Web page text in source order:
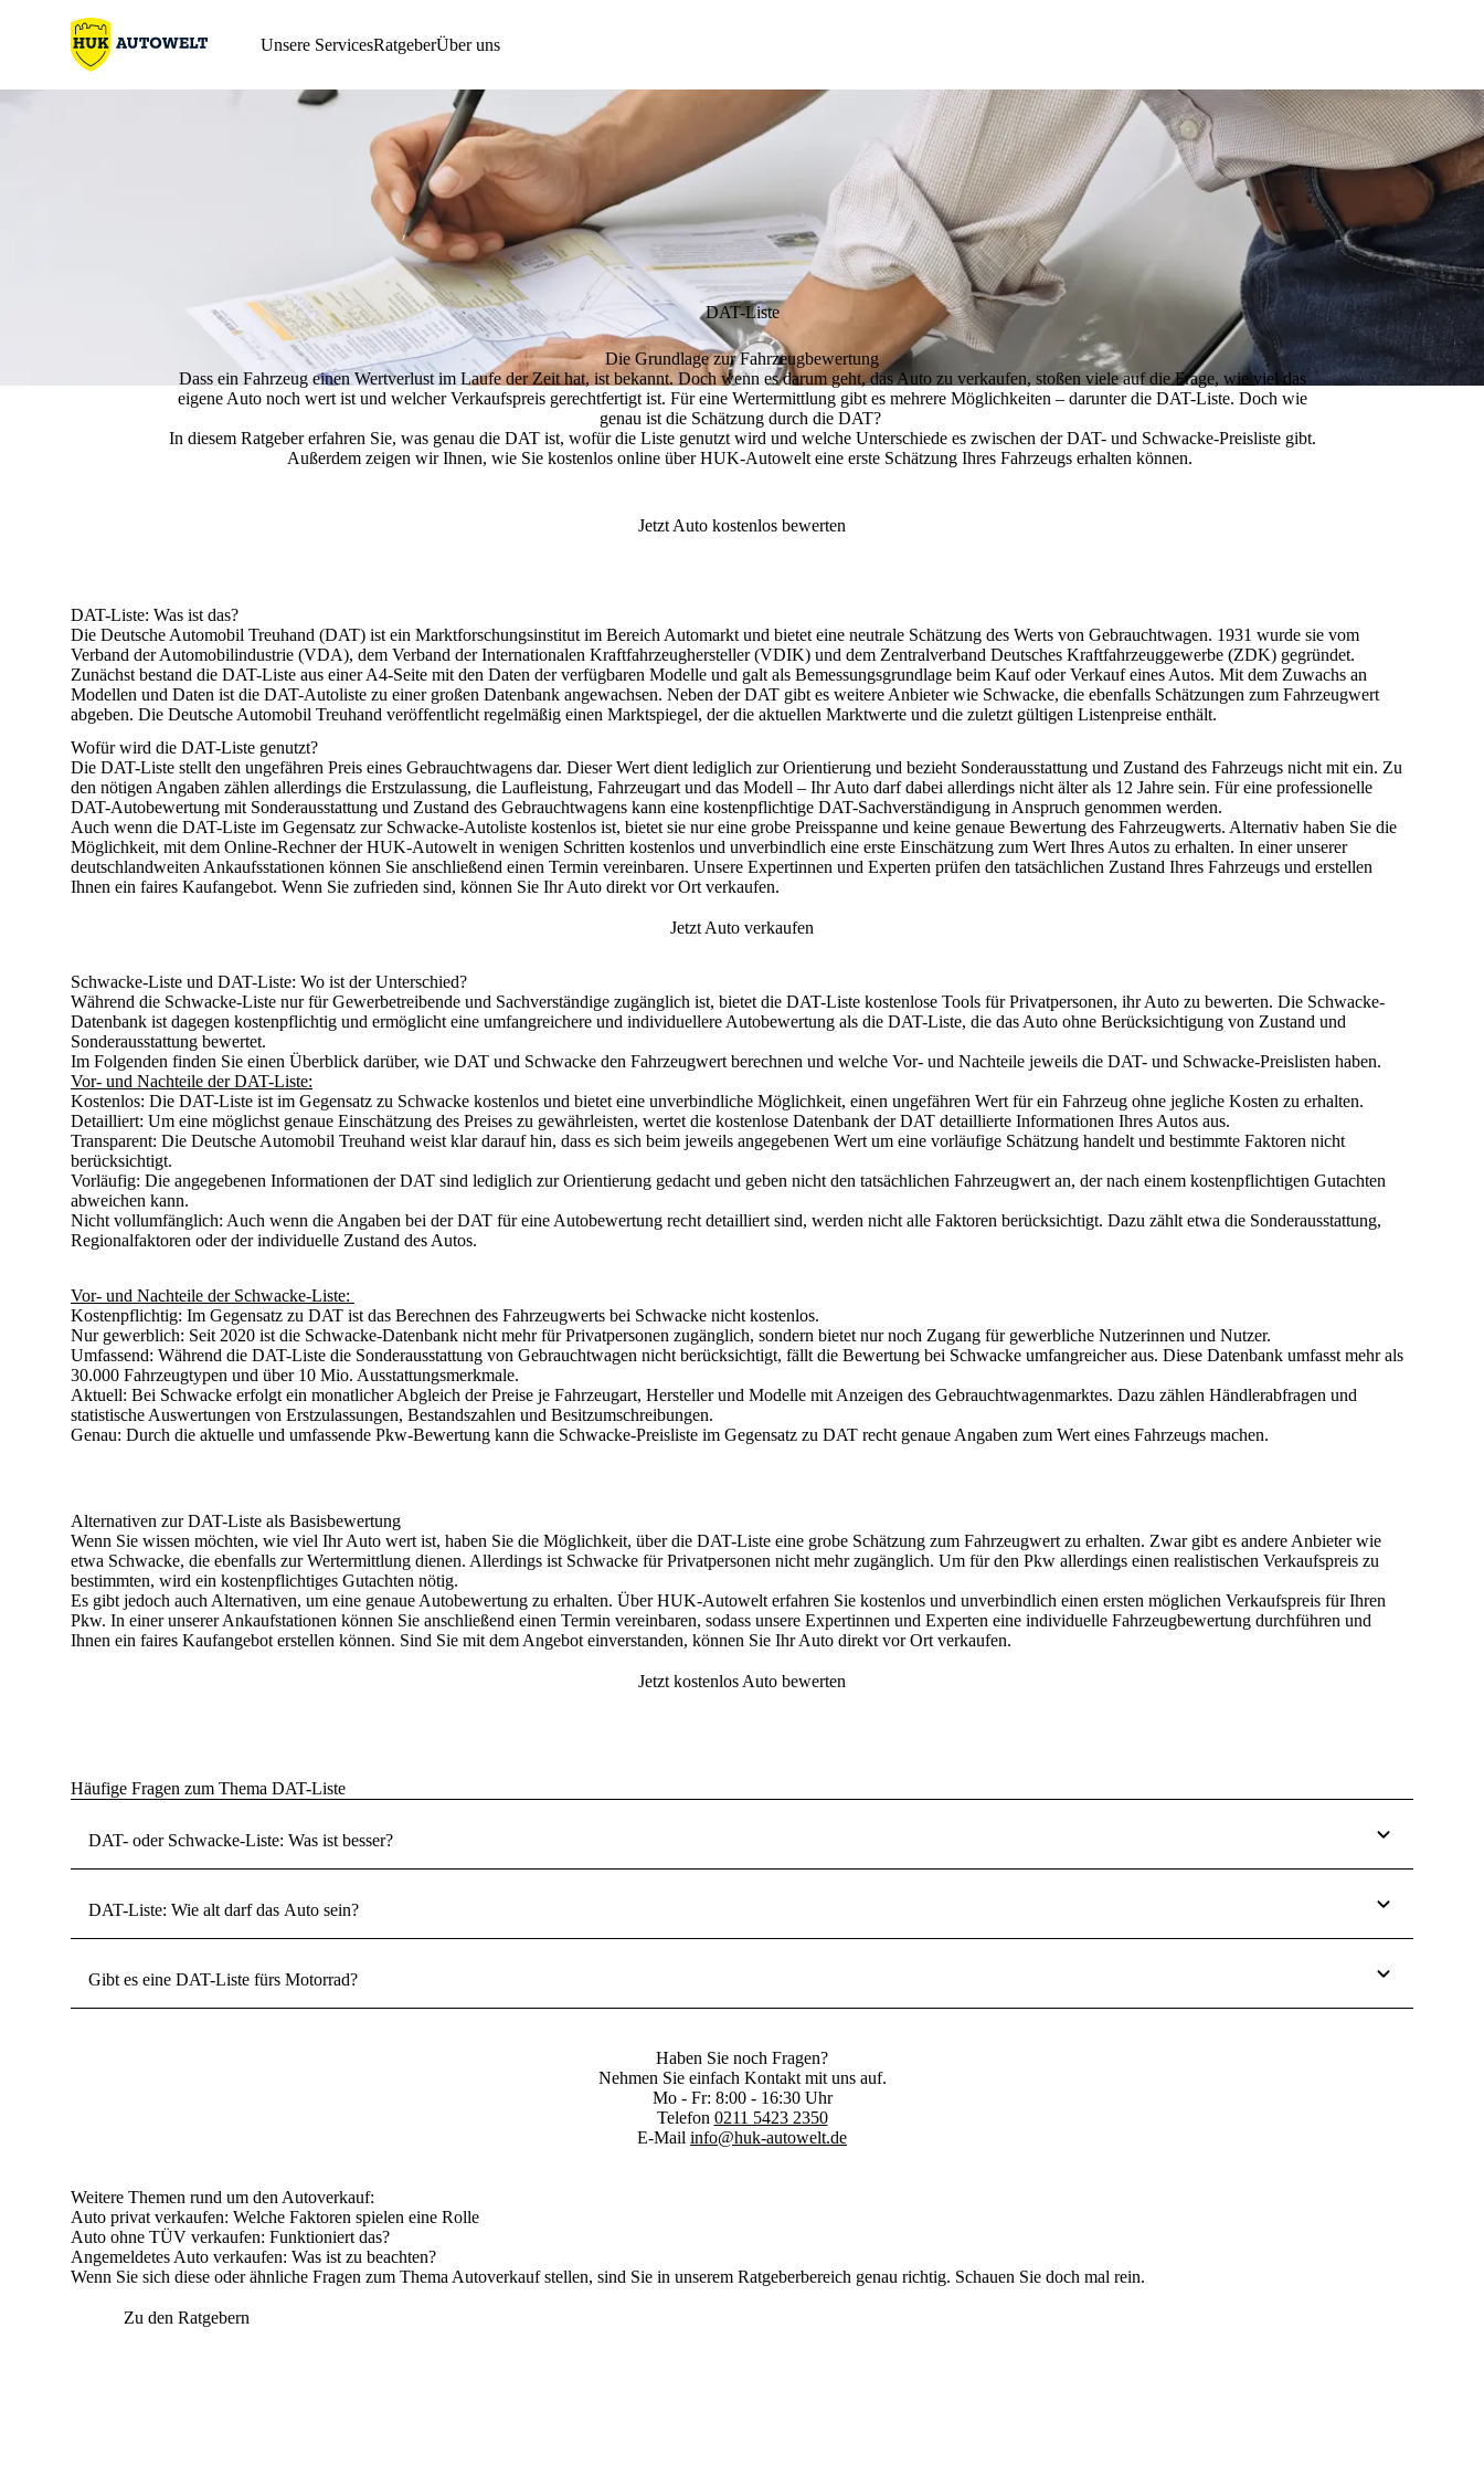
Unsere ServicesRatgeberÜber uns
DAT-Liste
Die Grundlage zur Fahrzeugbewertung
Dass ein Fahrzeug einen Wertverlustim Laufe der Zeit hat, ist bekannt. Doch wenn es darum geht, das Auto zu verkaufen, stoßen viele auf die Frage, wie viel das
eigene Auto noch wert ist und welcher Verkaufspreis gerechtfertigt ist. Für eine Wertermittlung gibt es mehrere Möglichkeiten – darunter die DAT-Liste. Doch wie
genau ist die Schätzung durch die DAT?
In diesem Ratgeber erfahren Sie, was genau die DAT ist, wofür die Liste genutzt wird und welche Unterschiede es zwischen der DAT- und Schwacke-Preisliste gibt.
Außerdem zeigen wir Ihnen, wie Sie kostenlos online über HUK-Autowelt eine erste Schätzung Ihres Fahrzeugs erhalten können.
Jetzt Auto kostenlos bewerten
DAT-Liste: Was ist das?
Die Deutsche Automobil Treuhand (DAT) ist ein Marktforschungsinstitut im Bereich Automarkt und bietet eine neutrale Schätzung des Werts von Gebrauchtwagen. 1931 wurde sie vom
Verband der Automobilindustrie (VDA), dem Verband der Internationalen Kraftfahrzeughersteller (VDIK) und dem Zentralverband Deutsches Kraftfahrzeuggewerbe (ZDK) gegründet.
Zunächst bestand die DAT-Liste aus einer A4-Seite mit den Daten der verfügbaren Modelle und galt als Bemessungsgrundlage beim Kauf oderVerkauf eines Autos. Mit dem Zuwachs an
Modellen und Daten ist die DAT-Autoliste zu einer großen Datenbank angewachsen. Neben der DAT gibt es weitere Anbieter wie Schwacke, die ebenfalls Schätzungen zum Fahrzeugwert
abgeben. Die Deutsche Automobil Treuhand veröffentlicht regelmäßig einen Marktspiegel, der die aktuellen Marktwerte und die zuletzt gültigen Listenpreise enthält.
Wofür wird die DAT-Liste genutzt?
Die DAT-Liste stellt den ungefähren Preis eines Gebrauchtwagens dar. Dieser Wert dient lediglich zur Orientierung und bezieht Sonderausstattung und Zustand des Fahrzeugs nicht mit ein. Zu
den nötigen Angaben zählen allerdings die Erstzulassung, die Laufleistung, Fahrzeugart und das Modell – Ihr Auto darf dabei allerdings nicht älter als 12 Jahre sein. Für eine professionelle
DAT-Autobewertung mit Sonderausstattung und Zustand des Gebrauchtwagens kann eine kostenpflichtige DAT-Sachverständigung in Anspruch genommen werden.
Auch wenn die DAT-Liste im Gegensatz zur Schwacke-Autoliste kostenlos ist, bietet sie nur eine grobe Preisspanne und keine genaue Bewertung des Fahrzeugwerts. Alternativ haben Sie die
Möglichkeit, mit dem Online-Rechnerder HUK-Autowelt in wenigen Schritten kostenlos und unverbindlich eine erste Einschätzung zum Wert Ihres Autos zu erhalten. In einer unserer
deutschlandweiten Ankaufsstationen können Sie anschließend einen Termin vereinbaren. Unsere Expertinnen und Experten prüfen den tatsächlichen Zustand Ihres Fahrzeugs und erstellen
Ihnen ein faires Kaufangebot. Wenn Sie zufrieden sind, können Sie Ihr Auto direkt vor Ort verkaufen.
Jetzt Auto verkaufen
Schwacke-Liste und DAT-Liste: Wo ist der Unterschied?
Während die Schwacke-Liste nur für Gewerbetreibende und Sachverständige zugänglich ist, bietet die DAT-Liste kostenlose Tools für Privatpersonen, ihr Auto zu bewerten. Die Schwacke-
Datenbank ist dagegen kostenpflichtig und ermöglicht eine umfangreichere und individuellere Autobewertung als die DAT-Liste, die das Auto ohne Berücksichtigung von Zustand und
Sonderausstattung bewertet.
Im Folgenden finden Sie einen Überblick darüber, wie DAT und Schwacke den Fahrzeugwert berechnen und welche Vor- und Nachteile jeweils die DAT- und Schwacke-Preislisten haben.
Vor- und Nachteile der DAT-Liste:
Kostenlos: Die DAT-Liste ist im Gegensatz zu Schwacke kostenlos und bietet eine unverbindliche Möglichkeit, einen ungefähren Wert für ein Fahrzeug ohne jegliche Kosten zu erhalten.
Detailliert: Um eine möglichst genaue Einschätzung des Preises zu gewährleisten, wertet die kostenlose Datenbank der DAT detaillierte Informationen Ihres Autos aus.
Transparent: Die Deutsche Automobil Treuhand weist klar darauf hin, dass es sich beim jeweils angegebenen Wert um eine vorläufige Schätzung handelt und bestimmte Faktoren nicht
berücksichtigt.
Vorläufig: Die angegebenen Informationen der DAT sind lediglich zur Orientierung gedacht und geben nicht den tatsächlichen Fahrzeugwert an, der nach einem kostenpflichtigen Gutachten
abweichen kann.
Nicht vollumfänglich: Auch wenn die Angaben bei der DAT für eine Autobewertung recht detailliert sind, werden nicht alle Faktoren berücksichtigt. Dazu zählt etwa die Sonderausstattung,
Regionalfaktoren oder der individuelle Zustand des Autos.
Vor- und Nachteile der Schwacke-Liste:
Kostenpflichtig: Im Gegensatz zu DAT ist das Berechnen des Fahrzeugwerts bei Schwacke nicht kostenlos.
Nur gewerblich: Seit 2020 ist die Schwacke-Datenbank nicht mehr für Privatpersonen zugänglich, sondern bietet nur noch Zugang für gewerbliche Nutzerinnen und Nutzer.
Umfassend: Während die DAT-Liste die Sonderausstattung von Gebrauchtwagen nicht berücksichtigt, fällt die Bewertung bei Schwacke umfangreicher aus. Diese Datenbank umfasst mehr als
30.000 Fahrzeugtypen und über 10 Mio. Ausstattungsmerkmale.
Aktuell: Bei Schwacke erfolgt ein monatlicher Abgleich der Preise je Fahrzeugart, Hersteller und Modelle mit Anzeigen des Gebrauchtwagenmarktes. Dazu zählen Händlerabfragen und
statistische Auswertungen von Erstzulassungen, Bestandszahlen und Besitzumschreibungen.
Genau: Durch die aktuelle und umfassende Pkw-Bewertung kann die Schwacke-Preisliste im Gegensatz zu DAT recht genaue Angaben zum Wert eines Fahrzeugs machen.
Alternativen zur DAT-Liste als Basisbewertung
Wenn Sie wissen möchten, wie viel Ihr Auto wert ist, haben Sie die Möglichkeit, über die DAT-Liste eine grobe Schätzung zum Fahrzeugwert zu erhalten. Zwar gibt es andere Anbieter wie
etwa Schwacke, die ebenfalls zur Wertermittlung dienen. Allerdings ist Schwacke für Privatpersonen nicht mehr zugänglich. Um für den Pkw allerdings einen realistischen Verkaufspreis zu
bestimmten, wird ein kostenpflichtiges Gutachten nötig.
Es gibt jedoch auch Alternativen, um eine genaue Autobewertung zu erhalten. Über HUK-Autowelt erfahren Sie kostenlos und unverbindlich einen ersten möglichen Verkaufspreis für Ihren
Pkw. In einer unserer Ankaufstationen können Sie anschließend einen Termin vereinbaren, sodass unsere Expertinnen und Experten eine individuelle Fahrzeugbewertung durchführen und
Ihnen ein faires Kaufangebot erstellen können. Sind Sie mit dem Angebot einverstanden, können Sie Ihr Auto direkt vor Ort verkaufen.
Jetzt kostenlos Auto bewerten
Häufige Fragen zum Thema DAT-Liste
DAT- oder Schwacke-Liste: Was ist besser?
DAT-Liste: Wie alt darf das Auto sein?
Gibt es eine DAT-Liste fürs Motorrad?
Haben Sie noch Fragen?
Nehmen Sie einfach Kontakt mit uns auf.
Mo - Fr: 8:00 - 16:30 Uhr
Telefon 0211 5423 2350
E-Mail info@huk-autowelt.de
Weitere Themen rund um den Autoverkauf:
Auto privat verkaufen: Welche Faktoren spielen eine Rolle
Auto ohne TÜV verkaufen: Funktioniert das?
Angemeldetes Auto verkaufen: Was ist zu beachten?
Wenn Sie sich diese oder ähnliche Fragen zum Thema Autoverkauf stellen, sind Sie in unserem Ratgeberbereich genau richtig. Schauen Sie doch mal rein.
Zu den Ratgebern